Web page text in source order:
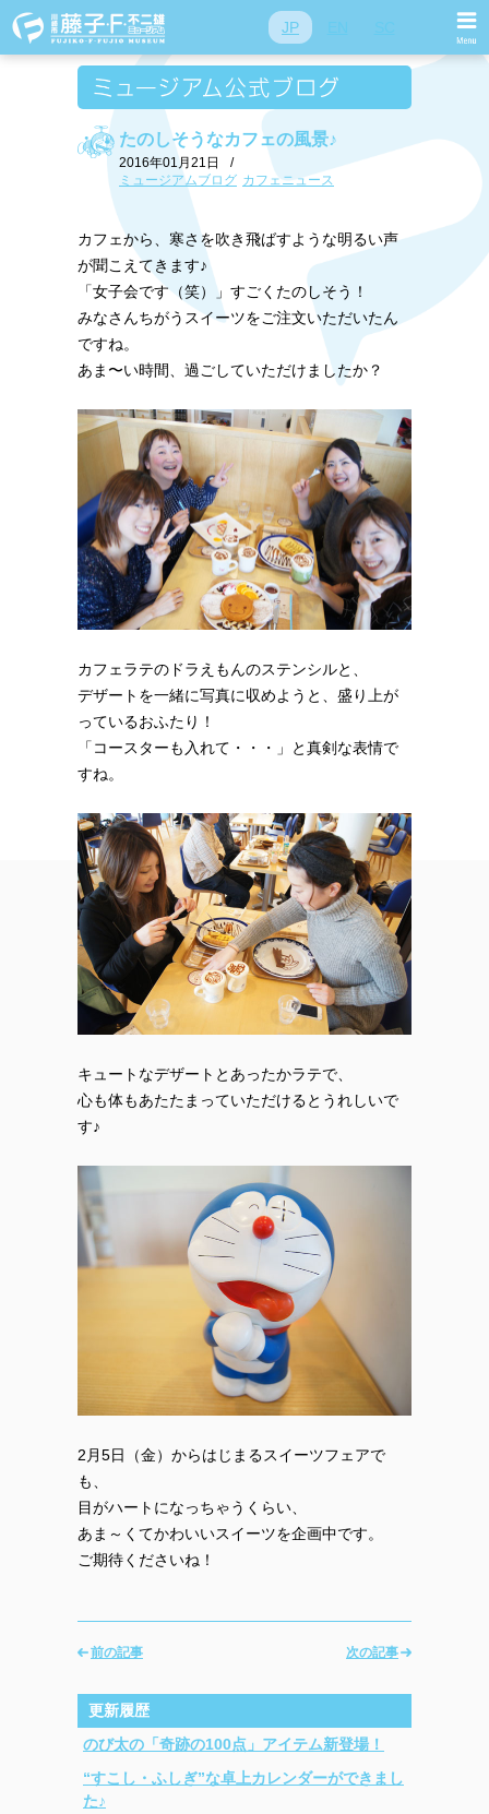
JP
たのしそうなカフェの風景♪
2016年01月21日
/
ミュージアムブログ カフェニュース
カフェから、寒さを吹き飛ばすような明るい声
が聞こえてきます♪
「女子会です（笑）」すごくたのしそう！
みなさんちがうスイーツをご注文いただいたん
ですね。
あま〜い時間、過ごしていただけましたか？
カフェラテのドラえもんのステンシルと、
デザートを一緒に写真に収めようと、盛り上が
っているおふたり！
「コースターも入れて・・・」と真剣な表情で
すね。
キュートなデザートとあったかラテで、
心も体もあたたまっていただけるとうれしいで
す♪
2月5日（金）からはじまるスイーツフェアで
も、
目がハートになっちゃうくらい、
あま～くてかわいいスイーツを企画中です。
ご期待くださいね！
次の記事
前の記事
更新履歴
のび太の「奇跡の100点」アイテム新登場！
“すこし・ふしぎ”な卓上カレンダーができまし
た♪